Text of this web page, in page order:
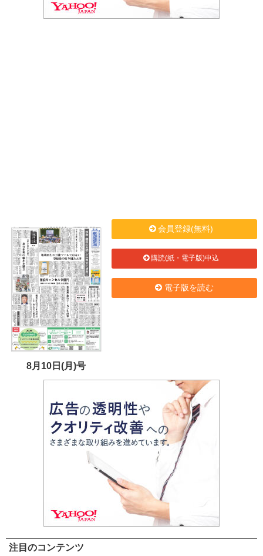
8月10日(月)号
会員登録(無料)
購読(紙・電子版)申込
電子版を読む
注目のコンテンツ